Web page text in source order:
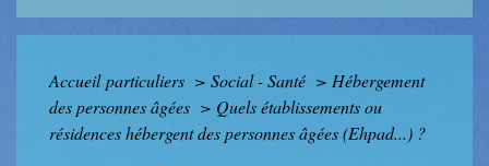
Accueil particuliers > Social - Santé > Hébergement
des personnes âgées > Quels établissements ou
résidences hébergent des personnes âgées (Ehpad...) ?